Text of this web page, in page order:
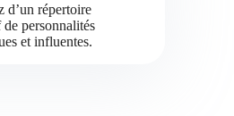
d’un répertoire
personnalités
et influentes.